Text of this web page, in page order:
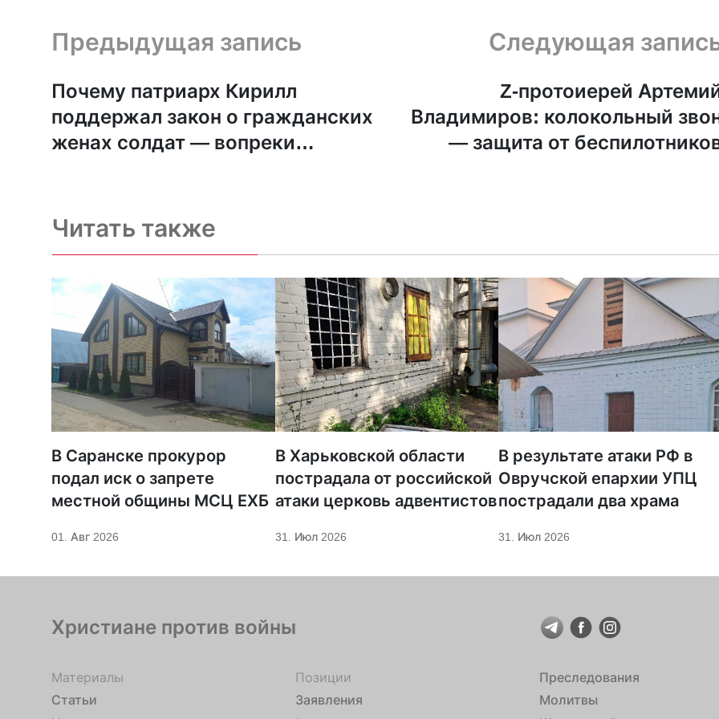
Предыдущая запись и следующая запись
Предыдущая запись
Почему патриарх Кирилл
поддержал закон о гражданских
женах солдат — вопреки
Следующая
Z-протоиерей
Владимиров: колокольный
— защита от
Читать также
В Саранске прокурор
подал иск о запрете
местной общины МСЦ ЕХБ
01. Авг 2026
В Харьковской области
пострадала от российской
атаки церковь адвентистов
31. Июл 2026
В результате атаки РФ в
Овручской епархии УПЦ
пострадали два храма
31. Июл 2026
Христиане против войны
Материалы
Статьи
Позиции
Заявления
Преследования
Молитвы